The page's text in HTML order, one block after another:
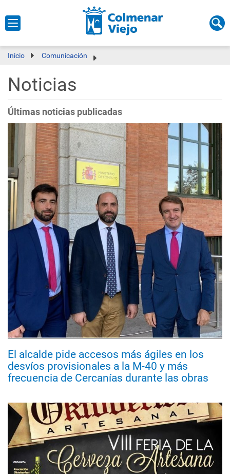
Inicio Comunicación
Noticias
Últimas noticias publicadas
El alcalde pide accesos más ágiles en los
desvíos provisionales a la M-40 y más
frecuencia de Cercanías durante las obras